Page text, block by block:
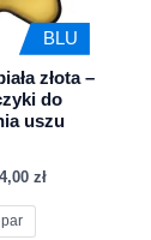
BLU
złota –
do
uszu
zł